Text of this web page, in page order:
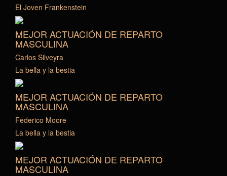
El Joven Frankenstein
MEJOR ACTUACIÓN DE REPARTO
MASCULINA
Carlos Silveyra
La bella y la bestia
MEJOR ACTUACIÓN DE REPARTO
MASCULINA
Federico Moore
La bella y la bestia
MEJOR ACTUACIÓN DE REPARTO
MASCULINA